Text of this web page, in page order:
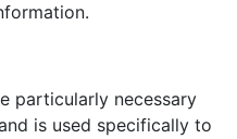
particularly necessary
is used specifically to